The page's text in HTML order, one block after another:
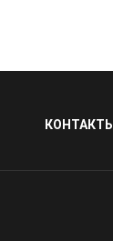
КОНТАКТЫ